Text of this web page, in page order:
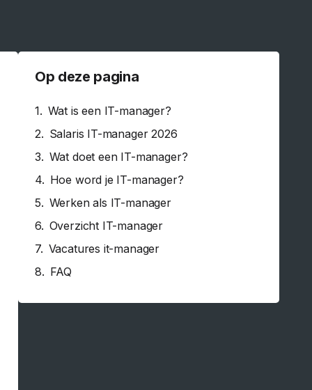
Op deze pagina
Wat is een IT-manager?
Salaris IT-manager 2026
Wat doet een IT-manager?
Hoe word je IT-manager?
Werken als IT-manager
Overzicht IT-manager
Vacatures it-manager
FAQ